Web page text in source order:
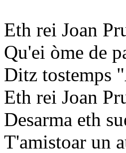
Eth rei Joan
Qu'ei òme de
Ditz tostemps
Eth rei Joan
Desarma eth
T'amistoar un